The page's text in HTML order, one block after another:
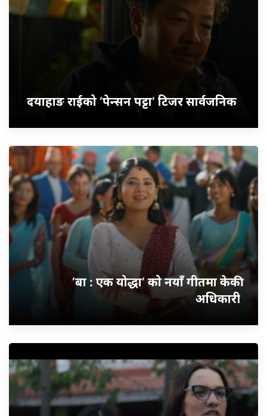
दयाहाङ राईको ‘पेन्सन पट्टा’ टिजर सार्वजनिक
‘बा : एक योद्धा’ को नयाँ गीतमा केकी
अधिकारी